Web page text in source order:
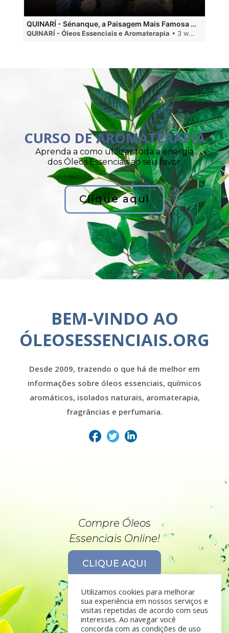
QUINARÍ - Sénanque, a Paisagem Mais Famosa da Aromaterapia
QUINARÍ - Óleos Essenciais e Aromaterapia • 3 weeks ago
CURSO DE AROMATERAPIA
Aprenda a como utilizar toda a energia
dos Óleos Essenciais ao seu favor.
Clique aqui
BEM-VINDO AO
ÓLEOSESSENCIAIS.ORG
Desde 2009, trazendo o que há de melhor em
informações sobre óleos essenciais, químicos
aromáticos, isolados naturais, aromaterapia,
fragrâncias e perfumaria.
Compre Óleos
Essenciais Online!
CLIQUE AQUI
Utilizamos cookies para melhorar
sua experiência em nossos serviços e
visitas repetidas de acordo com seus
interesses. Ao navegar você
concorda com as condições de uso